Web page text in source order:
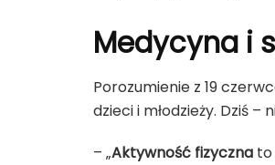
Medycyna i
Porozumienie z 19
dzieci i młodzieży. Dziś
– „Aktywność fizyczna to